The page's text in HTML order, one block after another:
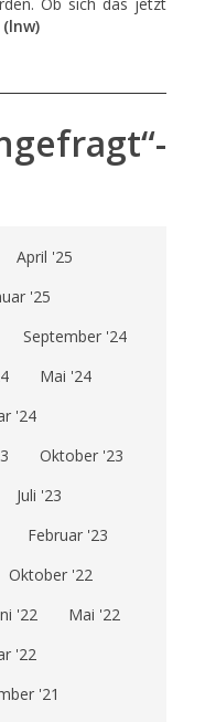
Ob sich das jetzt
(lnw)
April '25
'25
September '24
Mai '24
'24
Oktober '23
Juli '23
Februar '23
Oktober '22
'22
Mai '22
'22
'21